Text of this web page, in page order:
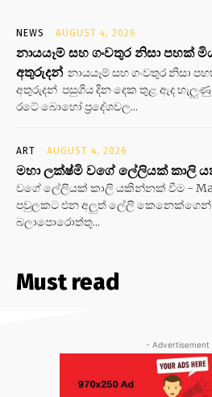
NEWS AUGUST 4, 2026
නායයෑම් සහ ගංවතුර නිසා පහක්
අතුරුදන් නායයෑම් සහ ගංවතුර නිසා
අතුරුදන් පසුගිය දින දෙක තුළ ඇද
රටේ බොහෝ ප්‍රදේශවල...
ART AUGUST 4, 2026
මහා ලක්ෂ්මි වගේ ලේලියක් කාලි
වගේ ලේලියක් කාලි යකින්නක් වීම -
පවුලකට එන අලුත් ලේලි කෙනෙක්ගෙන්
බලාපොරොත්තු...
Must read
- Advertisement